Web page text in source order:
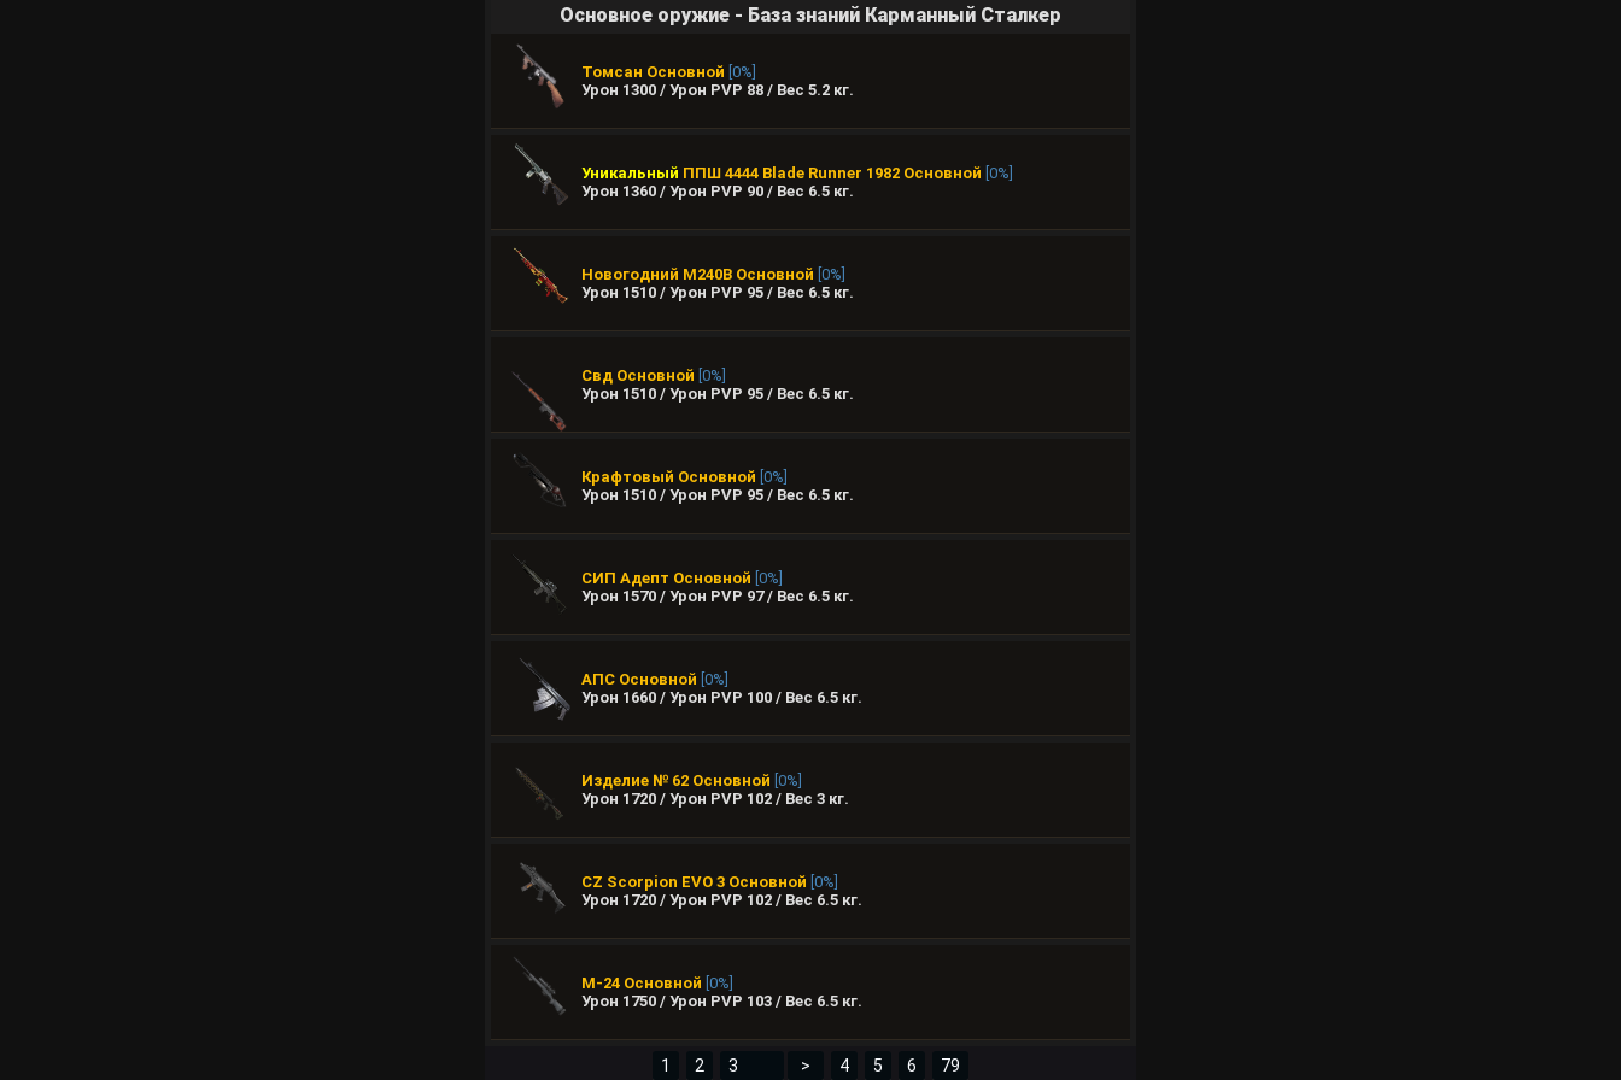
Основное оружие - База знаний Карманный Сталкер
Томсан Основной [0%]
Урон 1300 / Урон PVP 88 / Вес 5.2 кг.
Уникальный ППШ 4444 Blade Runner 1982 Основной [0%]
Урон 1360 / Урон PVP 90 / Вес 6.5 кг.
Новогодний M240B Основной [0%]
Урон 1510 / Урон PVP 95 / Вес 6.5 кг.
Свд Основной [0%]
Урон 1510 / Урон PVP 95 / Вес 6.5 кг.
Крафтовый Основной [0%]
Урон 1510 / Урон PVP 95 / Вес 6.5 кг.
СИП Адепт Основной [0%]
Урон 1570 / Урон PVP 97 / Вес 6.5 кг.
АПС Основной [0%]
Урон 1660 / Урон PVP 100 / Вес 6.5 кг.
Изделие № 62 Основной [0%]
Урон 1720 / Урон PVP 102 / Вес 3 кг.
CZ Scorpion EVO 3 Основной [0%]
Урон 1720 / Урон PVP 102 / Вес 6.5 кг.
М-24 Основной [0%]
Урон 1750 / Урон PVP 103 / Вес 6.5 кг.
1 2 > 4 5 6 79